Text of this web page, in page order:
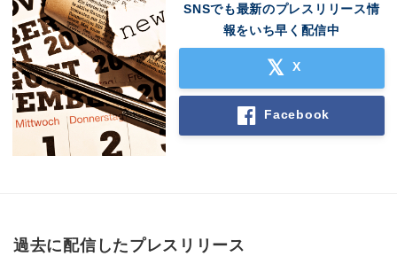
SNSでも最新のプレスリリース情
報をいち早く配信中
X
Facebook
過去に配信したプレスリリース